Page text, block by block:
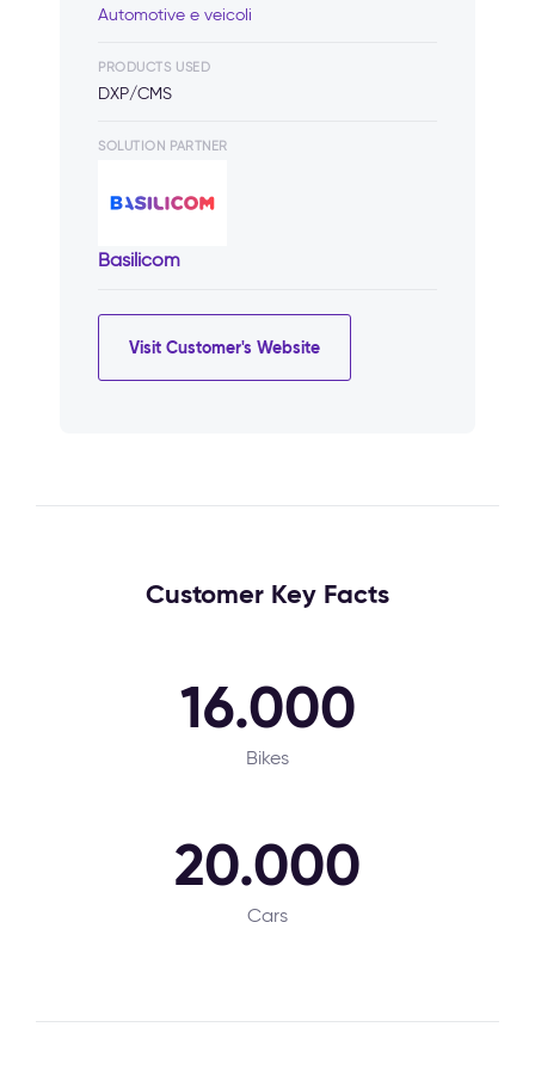
Automotive e veicoli
PRODUCTS USED
DXP/CMS
SOLUTION PARTNER
Basilicom
Visit Customer's Website
Customer Key Facts
16.000
Bikes
20.000
Cars